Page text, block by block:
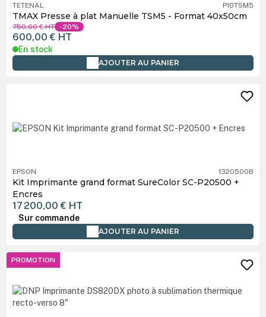
TETENAL P10TSM5
TMAX Presse à plat Manuelle TSM5 - Format 40x50cm
750,00 €HT -20%
600,00 € HT
En stock
AJOUTER AU PANIER
EPSON 1320500B
Kit Imprimante grand format SureColor SC-P20500 +
Encres
17 200,00 € HT
Sur commande
AJOUTER AU PANIER
PROMOTION